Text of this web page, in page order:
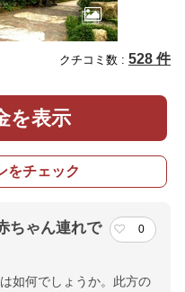
クチコミ数 : 528 件
を表示
をチェック
ちゃん連れで
0
如何でしょうか。此方の